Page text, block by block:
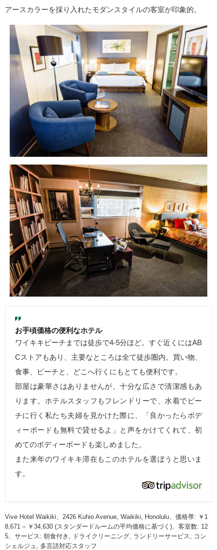
アースカラーを採り入れたモダンスタイルの客室が印象的。
お手頃価格の便利なホテル
ワイキキビーチまでは徒歩で4-5分ほど。すぐ近くにはAB
Cストアもあり、主要なところは全て徒歩圏内。買い物、
食事、ビーチと、どこへ行くにもとても便利です。
部屋は豪華さはありませんが、十分な広さで清潔感もあ
ります。ホテルスタッフもフレンドリーで、水着でビー
チに行く私たち夫婦を見かけた際に、「良かったらボデ
ィーボードも無料で貸せるよ」と声をかけてくれて、初
めてのボディーボードも楽しめました。
また来年のワイキキ滞在もこのホテルを選ぼうと思いま
す。
Vive Hotel Waikiki、2426 Kuhio Avenue, Waikiki, Honolulu、価格帯: ￥1
8,671 – ￥34,630 (スタンダードルームの平均価格に基づく)、客室数: 12
5、サービス: 朝食付き, ドライクリーニング, ランドリーサービス, コン
シェルジュ, 多言語対応スタッフ